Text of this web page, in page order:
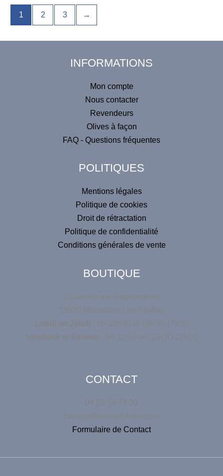
1 2 3 →
INFORMATIONS
Mon compte
Nous contacter
Revendeurs
Olives à façon
FAQ - Questions fréquentes
POLITIQUES
Mentions légales
Politique de cookies
Droit de rétractation
Politique de confidentialité
Conditions générales de vente
BOUTIQUE
10 avenue de Roquerousse
13520 Maussane-Les-Alpilles
Lundi au Jeudi : 8h-12h30 et 13h30-17h30
Vendredi et Samedi : 8h-12h30 et 13h30-17h00
CONTACT
04 90 54 74 30
contact@delicesolivier.com
Formulaire de Contact